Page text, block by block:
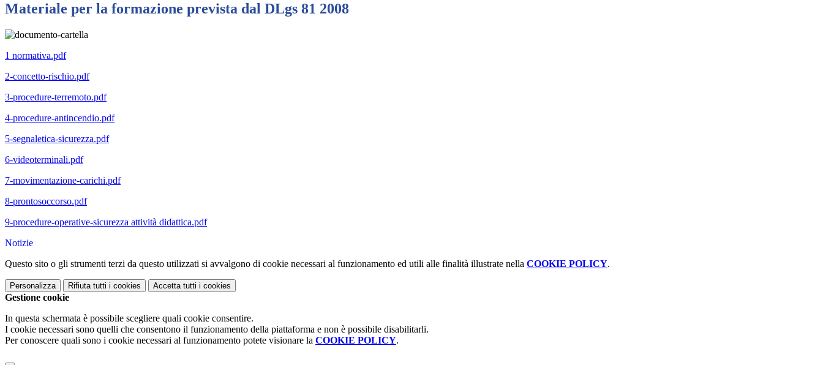
Materiale per la formazione prevista dal DLgs 81 2008
1 normativa.pdf
2-concetto-rischio.pdf
3-procedure-terremoto.pdf
4-procedure-antincendio.pdf
5-segnaletica-sicurezza.pdf
6-videoterminali.pdf
7-movimentazione-carichi.pdf
8-prontosoccorso.pdf
9-procedure-operative-sicurezza attività didattica.pdf
Notizie
Questo sito o gli strumenti terzi da questo utilizzati si avvalgono di cookie necessari al funzionamento ed utili alle finalità illustrate nella COOKIE POLICY.
Personalizza Rifiuta tutti i cookies Accetta tutti i cookies
Gestione cookie
In questa schermata è possibile scegliere quali cookie consentire.
I cookie necessari sono quelli che consentono il funzionamento della piattaforma e non è possibile disabilitarli.
Per conoscere quali sono i cookie necessari al funzionamento potete visionare la COOKIE POLICY.